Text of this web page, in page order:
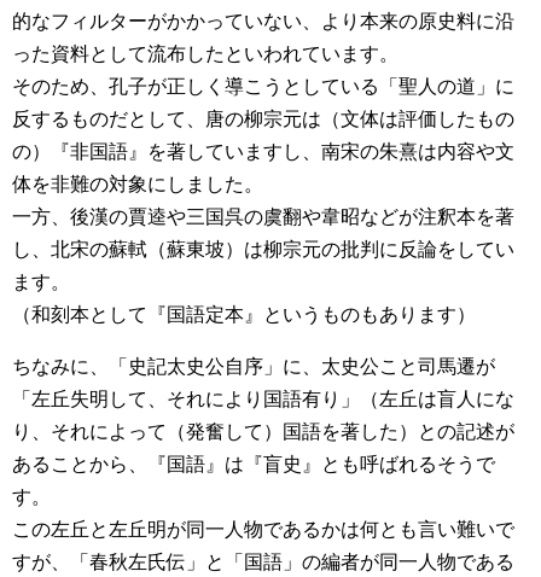
的なフィルターがかかっていない、より本来の原史料に沿
った資料として流布したといわれています。
そのため、孔子が正しく導こうとしている「聖人の道」に
反するものだとして、唐の柳宗元は（文体は評価したもの
の）『非国語』を著していますし、南宋の朱熹は内容や文
体を非難の対象にしました。
一方、後漢の賈逵や三国呉の虞翻や韋昭などが注釈本を著
し、北宋の蘇軾（蘇東坡）は柳宗元の批判に反論をしてい
ます。
（和刻本として『国語定本』というものもあります）
ちなみに、「史記太史公自序」に、太史公こと司馬遷が
「左丘失明して、それにより国語有り」（左丘は盲人にな
り、それによって（発奮して）国語を著した）との記述が
あることから、『国語』は『盲史』とも呼ばれるそうで
す。
この左丘と左丘明が同一人物であるかは何とも言い難いで
すが、「春秋左氏伝」と「国語」の編者が同一人物である